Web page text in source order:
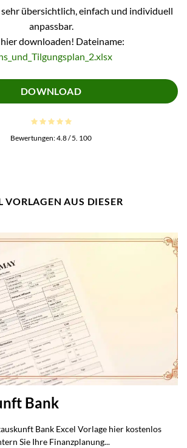
übersichtlich, einfach und individuell
anpassbar.
hier downloaden! Dateiname:
DOWNLOAD
Bewertungen:4.8/ 5. 100
VORLAGEN AUS DIESER
Bank
Bank Excel Vorlage hier kostenlos
Sie Ihre Finanzplanung...